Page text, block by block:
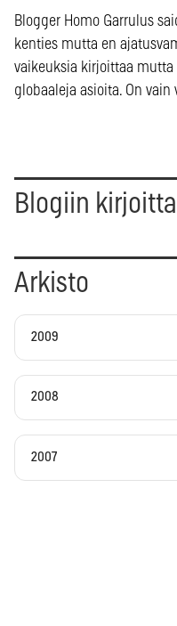
Blogger Homo Garrulus
kenties mutta en
vaikeuksia kirjoittaa mutta
globaaleja asioita. On
Blogiin
Arkisto
2009
2008
2007